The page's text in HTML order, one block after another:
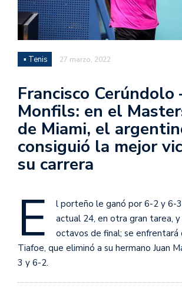
▪ Tenis 27 marzo, 2022
Francisco Cerúndolo
Monfils: en el
de Miami, el
consiguió la mejor
su carrera
E
l porteño le ganó por 6-2 y 6-
actual 24, en otra gran tarea, y
octavos de final; se enfrentará
Tiafoe, que eliminó a su hermano Juan
3 y 6-2.